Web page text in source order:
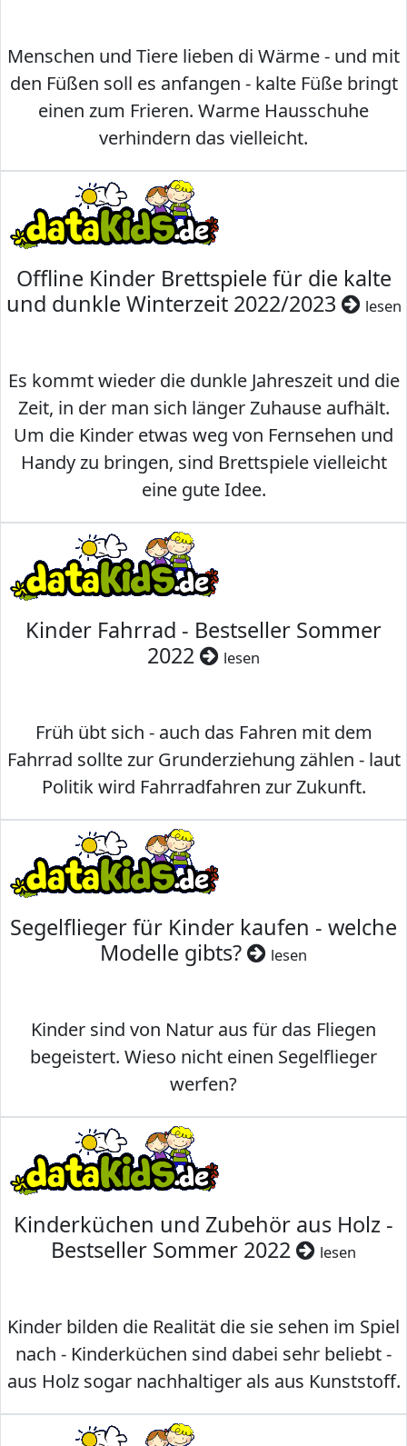
Menschen und Tiere lieben di Wärme - und mit
den Füßen soll es anfangen - kalte Füße bringt
einen zum Frieren. Warme Hausschuhe
verhindern das vielleicht.
Offline Kinder Brettspiele für die kalte
und dunkle Winterzeit 2022/2023
lesen
Es kommt wieder die dunkle Jahreszeit und die
Zeit, in der man sich länger Zuhause aufhält.
Um die Kinder etwas weg von Fernsehen und
Handy zu bringen, sind Brettspiele vielleicht
eine gute Idee.
Kinder Fahrrad - Bestseller Sommer
2022
lesen
Früh übt sich - auch das Fahren mit dem
Fahrrad sollte zur Grunderziehung zählen - laut
Politik wird Fahrradfahren zur Zukunft.
Segelflieger für Kinder kaufen - welche
Modelle gibts?
lesen
Kinder sind von Natur aus für das Fliegen
begeistert. Wieso nicht einen Segelflieger
werfen?
Kinderküchen und Zubehör aus Holz -
Bestseller Sommer 2022
lesen
Kinder bilden die Realität die sie sehen im Spiel
nach - Kinderküchen sind dabei sehr beliebt -
aus Holz sogar nachhaltiger als aus Kunststoff.